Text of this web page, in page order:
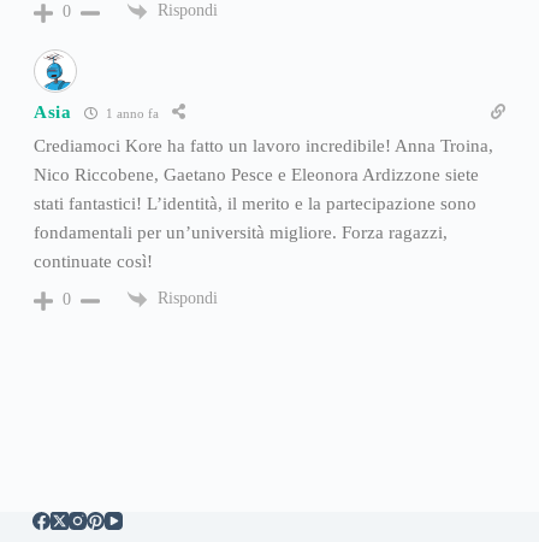
0 Rispondi
Asia 1 anno fa
Crediamoci Kore ha fatto un lavoro incredibile! Anna Troina,
Nico Riccobene, Gaetano Pesce e Eleonora Ardizzone siete
stati fantastici! L’identità, il merito e la partecipazione sono
fondamentali per un’università migliore. Forza ragazzi,
continuate così!
0 Rispondi